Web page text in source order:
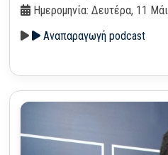
Ημερομηνία: Δευτέρα, 11
Αναπαραγωγή podcast